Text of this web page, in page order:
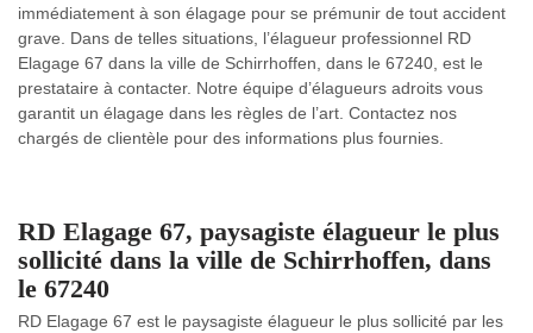
immédiatement à son élagage pour se prémunir de tout accident
grave. Dans de telles situations, l’élagueur professionnel RD
Elagage 67 dans la ville de Schirrhoffen, dans le 67240, est le
prestataire à contacter. Notre équipe d’élagueurs adroits vous
garantit un élagage dans les règles de l’art. Contactez nos
chargés de clientèle pour des informations plus fournies.
RD Elagage 67, paysagiste élagueur le plus
sollicité dans la ville de Schirrhoffen, dans
le 67240
RD Elagage 67 est le paysagiste élagueur le plus sollicité par les